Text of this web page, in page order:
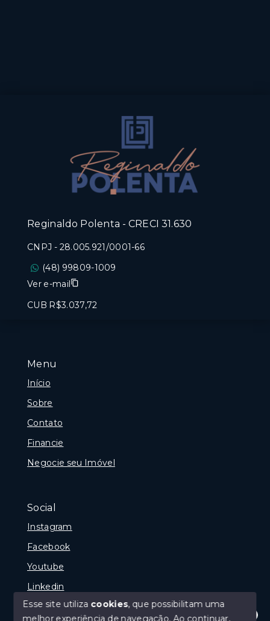
Menu
Início
Sobre
Contato
Financie
Negocie seu Imóvel
Social
Instagram
Facebook
Youtube
Linkedin
Reginaldo Polenta - CRECI 31.630
CNPJ - 28.005.921/0001-66
(48) 99809-1009
Ver e-mail
CUB R$3.037,72
Esse site utiliza cookies, que possibilitam uma
melhor experiência de navegação.Ao continuar,